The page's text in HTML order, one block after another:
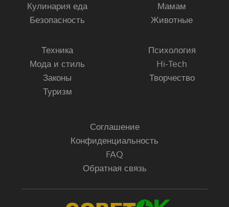
Кулинария еда
Безопасность
Мамам
Животные
Техника
Мода и стиль
Законы
Туризм
Психология
Hi-Tech
Творчество
Соглашение
Конфиденциальность
FAQ
Обратная связь